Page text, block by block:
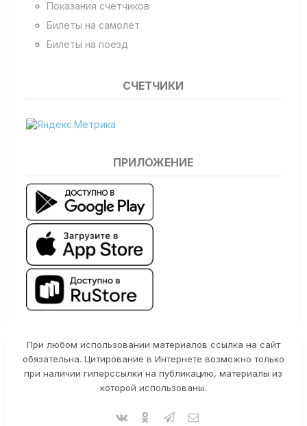
Показания счетчиков
Билеты на самолет
Билеты на поезд
СЧЕТЧИКИ
ПРИЛОЖЕНИЕ
При любом использовании материалов ссылка на сайт
обязательна. Цитирование в Интернете возможно только
при наличии гиперссылки на публикацию, материалы из
которой использованы.